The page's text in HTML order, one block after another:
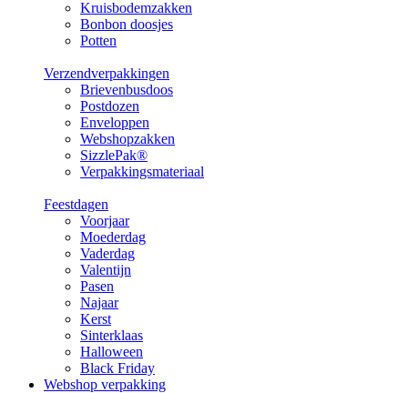
Kruisbodemzakken
Bonbon doosjes
Potten
Verzendverpakkingen
Brievenbusdoos
Postdozen
Enveloppen
Webshopzakken
SizzlePak®
Verpakkingsmateriaal
Feestdagen
Voorjaar
Moederdag
Vaderdag
Valentijn
Pasen
Najaar
Kerst
Sinterklaas
Halloween
Black Friday
Webshop verpakking